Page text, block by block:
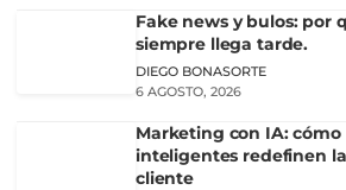
Fake news y bulos: por
siempre llega tarde.
DIEGO BONASORTE
6 AGOSTO, 2026
Marketing con IA: cómo
inteligentes redefinen
cliente